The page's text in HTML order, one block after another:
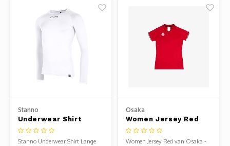
Stanno
Underwear Shirt
Lange Mouw
Stanno Underwear Shirt Lange
Osaka
Women Jersey Red
Women Jersey Red van Osaka -